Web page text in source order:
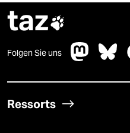
taz
Folgen Sie uns
Ressorts